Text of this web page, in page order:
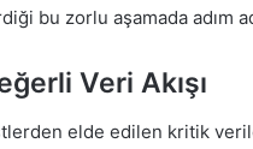
bu zorlu aşamada adım
Veri Akışı
elde edilen kritik